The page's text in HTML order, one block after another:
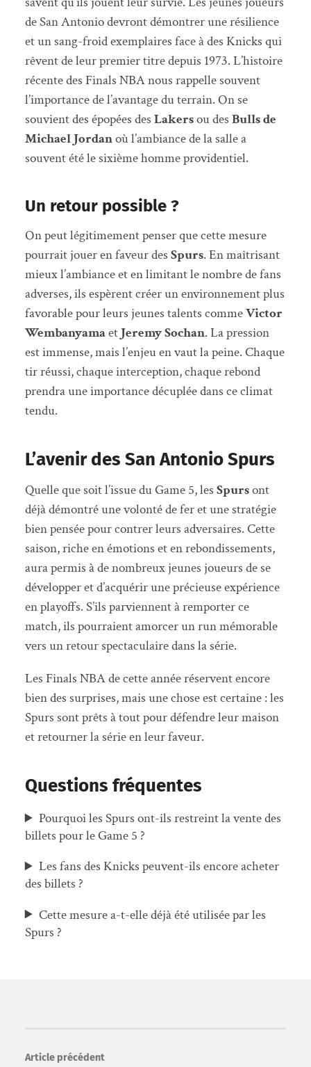
de San Antonio devront démontrer une résilience
et un sang-froid exemplaires face à des Knicks qui
rêvent de leur premier titre depuis 1973. L’histoire
récente des Finals NBA nous rappelle souvent
l’importance de l’avantage du terrain. On se
souvient des épopées des Lakersou des Bulls de
Michael Jordanoù l’ambiance de la salle a
souvent été le sixième homme providentiel.
Un retour possible ?
On peut légitimement penser que cette mesure
pourrait jouer en faveur des Spurs. En maîtrisant
mieux l’ambiance et en limitant le nombre de fans
adverses, ils espèrent créer un environnement plus
favorable pour leurs jeunes talents commeVictor
Wembanyamaet Jeremy Sochan. La pression
est immense, mais l’enjeu en vaut la peine. Chaque
tir réussi, chaque interception, chaque rebond
prendra une importance décuplée dans ce climat
tendu.
L’avenir des San Antonio Spurs
Quelle que soit l’issue du Game 5, les Spursont
déjà démontré une volonté de fer et une stratégie
bien pensée pour contrer leurs adversaires. Cette
saison, riche en émotions et en rebondissements,
aura permis à de nombreux jeunes joueurs de se
développer et d’acquérir une précieuse expérience
en playoffs. S’ils parviennent à remporter ce
match, ils pourraient amorcer un run mémorable
vers un retour spectaculaire dans la série.
Les Finals NBA de cette année réservent encore
bien des surprises, mais une chose est certaine : les
Spurs sont prêts à tout pour défendre leur maison
et retourner la série en leur faveur.
Questions fréquentes
Pourquoi les Spurs ont-ils restreint la vente des
billets pour le Game 5 ?
Les fans des Knicks peuvent-ils encore acheter
des billets ?
Cette mesure a-t-elle déjà été utilisée par les
Spurs ?
Article précédent